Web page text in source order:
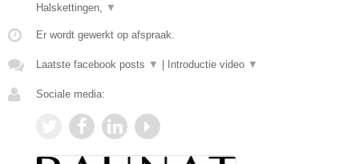
Halskettingen, ▼
Er wordt gewerkt op afspraak.
Laatste facebook posts ▼ Introductie video ▼
Sociale media: